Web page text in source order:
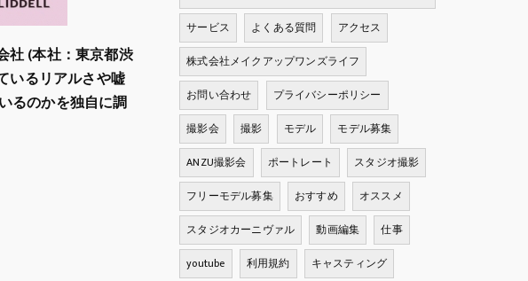
社 (本社：東京都渋
いるリアルさや嘘
るのかを独自に調
サービス
よくある質問
アクセス
株式会社メイクアップワンズライフ
お問い合わせ
プライバシーポリシー
撮影会
撮影 モデル
モデル募集
ANZU撮影会
ポートレート
スタジオ撮影
フリーモデル募集
おすすめ
オススメ
スタジオカーニヴァル
動画編集
仕事
youtube
利用規約
キャスティング